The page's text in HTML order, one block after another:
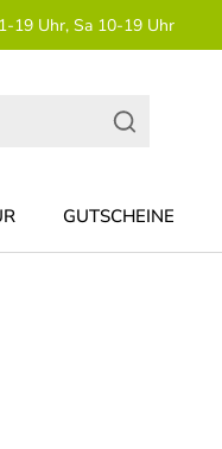
19 Uhr, Sa 10-19 Uhr
GUTSCHEINE